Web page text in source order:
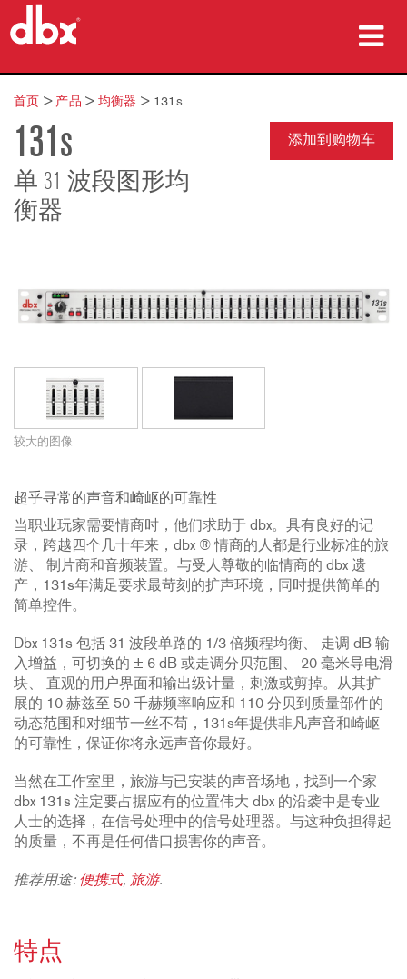
产品
案例研究
哪里购买
培训
首页 >产品 > 均衡器 > 131s
131s
单 31 波段图形均
衡器
添加到购物车
较大的图像
超乎寻常的声音和崎岖的可靠性
当职业玩家需要情商时，他们求助于 dbx。具有良好的记
录，跨越四个几十年来，dbx ® 情商的人都是行业标准的旅
游、 制片商和音频装置。与受人尊敬的临情商的 dbx 遗
产，131s年满足要求最苛刻的扩声环境，同时提供简单的
简单控件。
Dbx 131s 包括 31 波段单路的 1/3 倍频程均衡、 走调 dB 输
入增益，可切换的 ± 6 dB 或走调分贝范围、 20 毫米导电滑
块、 直观的用户界面和输出级计量，刺激或剪掉。从其扩
展的 10 赫兹至 50 千赫频率响应和 110 分贝到质量部件的
动态范围和对细节一丝不苟，131s年提供非凡声音和崎岖
的可靠性，保证你将永远声音你最好。
当然在工作室里，旅游与已安装的声音场地，找到一个家
dbx 131s 注定要占据应有的位置伟大 dbx 的沿袭中是专业
人士的选择，在信号处理中的信号处理器。与这种负担得起
的质量，不再是任何借口损害你的声音。
推荐用途: 便携式, 旅游.
特点